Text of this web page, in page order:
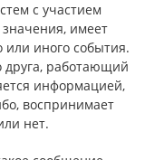
с участием
имеет
или иного события.
друга, работающий
информацией,
воспринимает
нет.